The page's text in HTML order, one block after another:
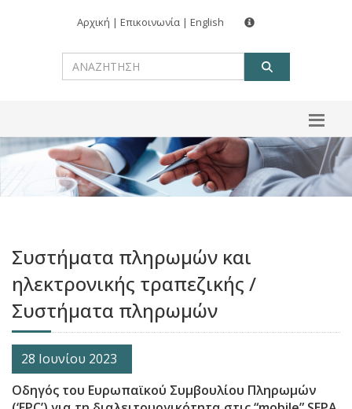
Αρχική | Επικοινωνία | English
Συστήματα πληρωμών και
ηλεκτρονικής τραπεζικής /
Συστήματα πληρωμών
28 Ιουνίου 2023
Οδηγός του Ευρωπαϊκού Συμβουλίου Πληρωμών